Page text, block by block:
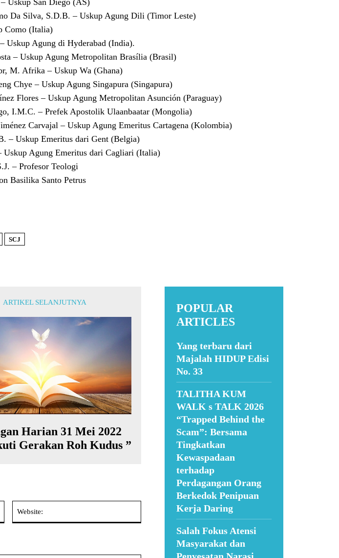
Uskup San Diego (AS)
Da Silva, S.D.B. – Uskup Agung Dili (Timor Leste)
Como (Italia)
Uskup Agung di Hyderabad (India).
– Uskup Agung Metropolitan Brasília (Brasil)
M. Afrika – Uskup Wa (Ghana)
Chye – Uskup Agung Singapura (Singapura)
Flores – Uskup Agung Metropolitan Asunción (Paraguay)
I.M.C. – Prefek Apostolik Ulaanbaatar (Mongolia)
Carvajal – Uskup Agung Emeritus Cartagena (Kolombia)
– Uskup Emeritus dari Gent (Belgia)
Agung Emeritus dari Cagliari (Italia)
– Profesor Teologi
Basilika Santo Petrus
SCJ
ARTIKEL SELANJUTNYA
Harian 31 Mei 2022
Gerakan Roh Kudus ”
POPULAR
ARTICLES
Yang terbaru dari
Majalah HIDUP Edisi
No. 33
TALITHA KUM
WALK s TALK 2026
“Trapped Behind the
Scam”: Bersama
Tingkatkan
Kewaspadaan
terhadap
Perdagangan Orang
Berkedok Penipuan
Kerja Daring
Salah Fokus Atensi
Masyarakat dan